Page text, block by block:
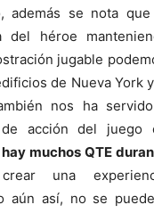
además se nota
del héroe
jugable
de Nueva York
nos ha
acción del juego
muchos QTE
una
aún así, no se